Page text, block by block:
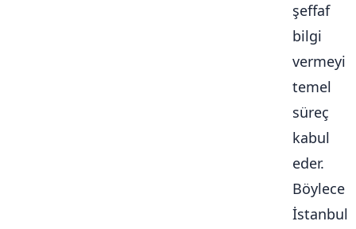
şeffaf
bilgi
vermeyi
temel
süreç
kabul
eder.
Böylece
İstanbul